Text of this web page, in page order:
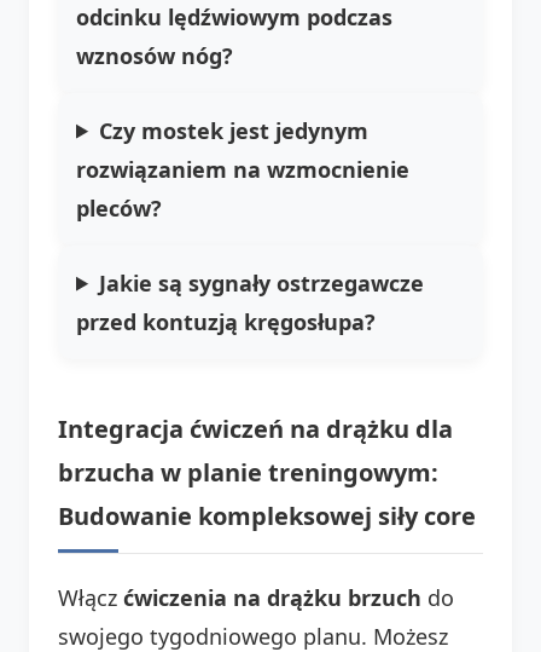
odcinku lędźwiowym podczas
wznosów nóg?
Czy mostek jest jedynym
rozwiązaniem na wzmocnienie
pleców?
Jakie są sygnały ostrzegawcze
przed kontuzją kręgosłupa?
Integracja ćwiczeń na drążku dla
brzucha w planie treningowym:
Budowanie kompleksowej siły core
Włącz ćwiczenia na drążku brzuch do
swojego tygodniowego planu. Możesz